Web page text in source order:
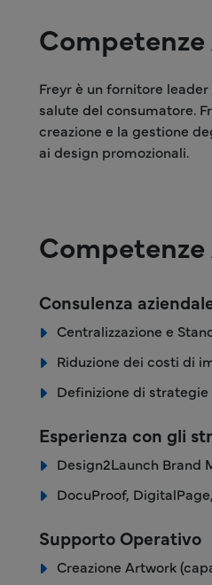
Freyr è un fornitore
salute del consumatore.
creazione e la gestione
ai design promozionali.
Consulenza
Centralizzazione e
Riduzione dei costi di
Definizione di
Esperienza con gli
Design2Launch Brand
DocuProof,
Supporto Operativo
Creazione Artwork